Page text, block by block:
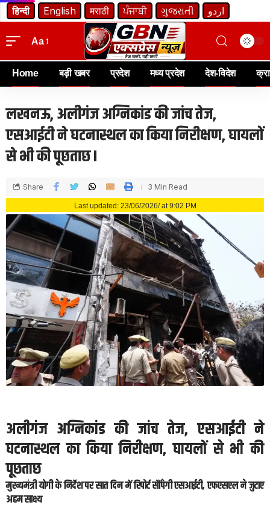
हिन्दी English मराठी ਪੰਜਾਬੀ ગુજરાતી اردو
Aa
Home बड़ी खबर प्रदेश मध्य प्रदेश देश-विदेश
लखनऊ, अलीगंज अग्निकांड की जांच तेज,
एसआईटी ने घटनास्थल का किया निरीक्षण, घायलों
से भी की पूछताछ I
Last updated: 23/06/2026/ at 9:02 PM
Share 3 Min Read
अलीगंज अग्निकांड की जांच तेज, एसआईटी ने
घटनास्थल का किया निरीक्षण, घायलों से भी की
पूछताछ
मुख्यमंत्री योगी के निर्देश पर सात दिन में रिपोर्ट सौंपेगी एसआईटी, एफएसएल ने जुटाए
अहम साक्ष्य